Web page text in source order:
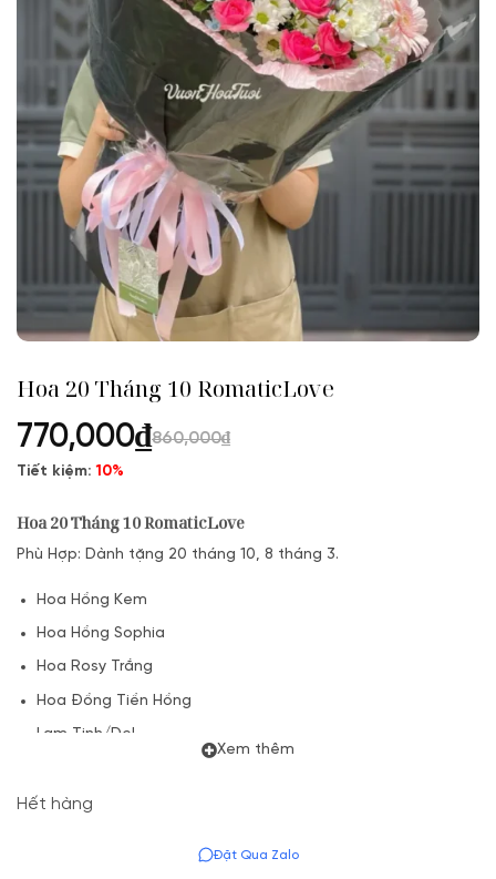
Hoa 20 Tháng 10 RomaticLove
770,000₫860,000₫
Tiết kiệm:10%
Hoa 20 Tháng 10 RomaticLove
Phù Hợp: Dành tặng 20 tháng 10, 8 tháng 3.
Hoa Hồng Kem
Hoa Hồng Sophia
Hoa Rosy Trắng
Hoa Đồng Tiền Hồng
Lam Tinh/Del
Kèm Túi
(*) Do hoa tươi trong ngày lễ tăng cao nên VuonHoaTuoi xin
Xem thêm
Hết hàng
Đặt Qua Zalo